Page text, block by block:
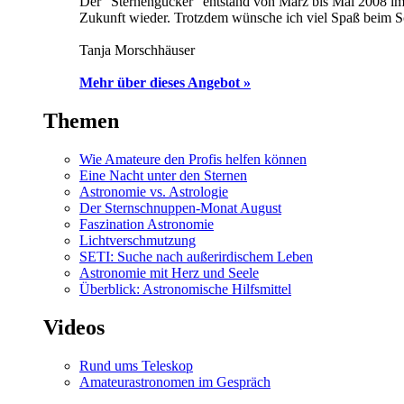
Zukunft wieder. Trotzdem wünsche ich viel Spaß beim
Tanja Morschhäuser
Mehr über dieses Angebot »
Themen
Wie Amateure den Profis helfen können
Eine Nacht unter den Sternen
Astronomie vs. Astrologie
Der Sternschnuppen-Monat August
Faszination Astronomie
Lichtverschmutzung
SETI: Suche nach außerirdischem Leben
Astronomie mit Herz und Seele
Überblick: Astronomische Hilfsmittel
Videos
Rund ums Teleskop
Amateurastronomen im Gespräch